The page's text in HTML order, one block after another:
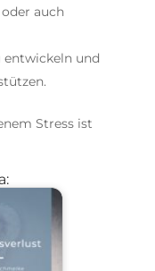
auch
entwickeln und
Stress ist